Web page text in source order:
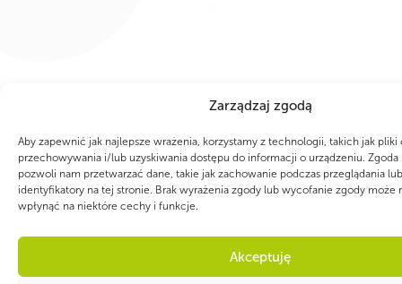
Zarządzaj zgodą
Aby zapewnić jak najlepsze wrażenia, korzystamy z technologii, takich jak pliki
przechowywania i/lub uzyskiwania dostępu do informacji o urządzeniu.
pozwoli nam przetwarzać dane, takie jak zachowanie podczas przeglądania
identyfikatory na tej stronie. Brak wyrażenia zgody lub wycofanie zgody może
wpłynąć na niektóre cechy i funkcje.
Akceptuję